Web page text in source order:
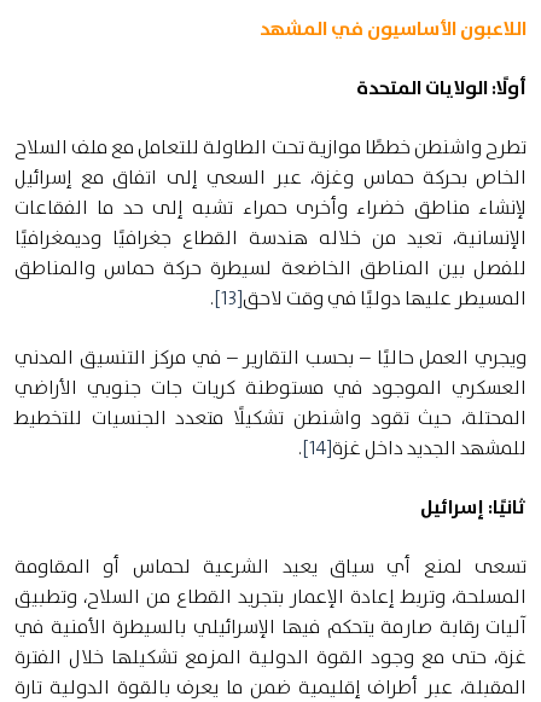
اللاعبون الأساسيون في المشهد
أولًا: الولايات المتحدة
تطرح واشنطن خططًا موازية تحت الطاولة للتعامل مع ملف السلاح
الخاص بحركة حماس وغزة، عبر السعي إلى اتفاق مع إسرائيل
لإنشاء مناطق خضراء وأخرى حمراء تشبه إلى حد ما الفقاعات
الإنسانية، تعيد من خلاله هندسة القطاع جغرافيًا وديمغرافيًا
للفصل بين المناطق الخاضعة لسيطرة حركة حماس والمناطق
المسيطر عليها دوليًا في وقت لاحق[13]
.
ويجري العمل حاليًا – بحسب التقارير – في مركز التنسيق المدني
العسكري الموجود في مستوطنة كريات جات جنوبي الأراضي
المحتلة، حيث تقود واشنطن تشكيلًا متعدد الجنسيات للتخطيط
للمشهد الجديد داخل غزة[14]
.
ثانيًا: إسرائيل
تسعى لمنع أي سياق يعيد الشرعية لحماس أو المقاومة
المسلحة، وتربط إعادة الإعمار بتجريد القطاع من السلاح، وتطبيق
آليات رقابة صارمة يتحكم فيها الإسرائيلي بالسيطرة الأمنية في
غزة، حتى مع وجود القوة الدولية المزمع تشكيلها خلال الفترة
المقبلة، عبر أطراف إقليمية ضمن ما يعرف بالقوة الدولية تارة